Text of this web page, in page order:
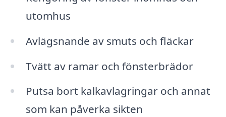
utomhus
Avlägsnande av smuts och fläckar
Tvätt av ramar och fönsterbrädor
Putsa bort kalkavlagringar och annat
som kan påverka sikten